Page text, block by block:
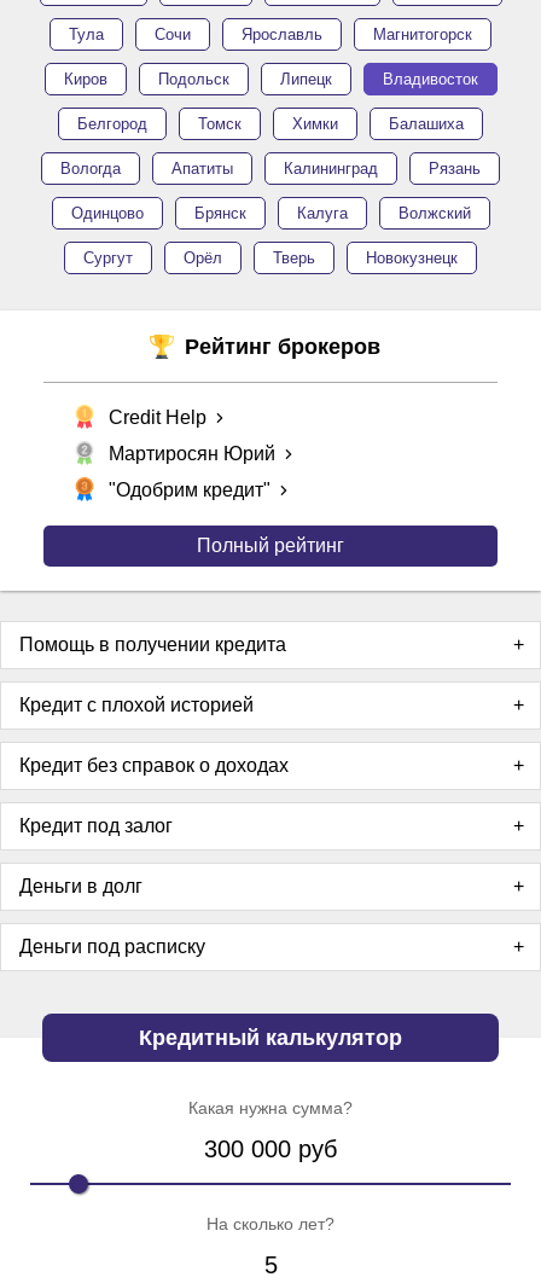
Тула Сочи Ярославль Магнитогорск
Киров Подольск Липецк Владивосток
Белгород Томск Химки Балашиха
Вологда Апатиты Калининград Рязань
Одинцово Брянск Калуга Волжский
Сургут Орёл Тверь Новокузнецк
Рейтинг брокеров
Credit Help
Мартиросян Юрий
"Одобрим кредит"
Полный рейтинг
Помощь в получении кредита
Кредит с плохой историей
Кредит без справок о доходах
Кредит под залог
Деньги в долг
Деньги под расписку
Кредитный калькулятор
Какая нужна сумма?
300 000 руб
На сколько лет?
5